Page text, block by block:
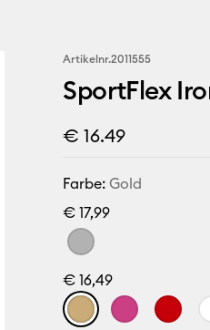
Artikelnr.2011555
SportFlex
€ 16.49
Farbe:Gold
€ 17,99
€ 16,49